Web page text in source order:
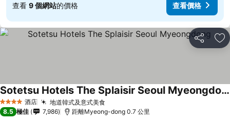
查看 9 個網站的價格 查看價格
分享 放
4 星級 酒店 地道韓式及意式美食
Sotetsu Hotels The Splaisir Seoul Myeongdong
8.5 極佳 7,986 距離Myeong-dong 0.7 公里